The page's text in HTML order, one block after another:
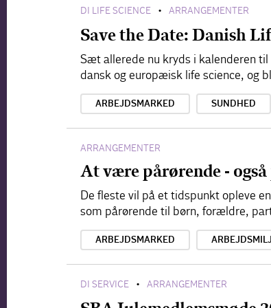
DI LIFE SCIENCE • ARRANGEMENTER
Save the Date: Danish
Sæt allerede nu kryds i kalenderen
dansk og europæisk life science, og
ARBEJDSMARKED SUNDHED
ARRANGEMENTER
At være pårørende - også
De fleste vil på et tidspunkt opleve
som pårørende til børn, forældre,
ARBEJDSMARKED
DI SERVICE • ARRANGEMENTER